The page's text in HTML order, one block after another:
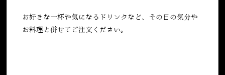
お好きな一杯や気になるドリンクなど、その日の気分や
お料理と併せてご注文ください。